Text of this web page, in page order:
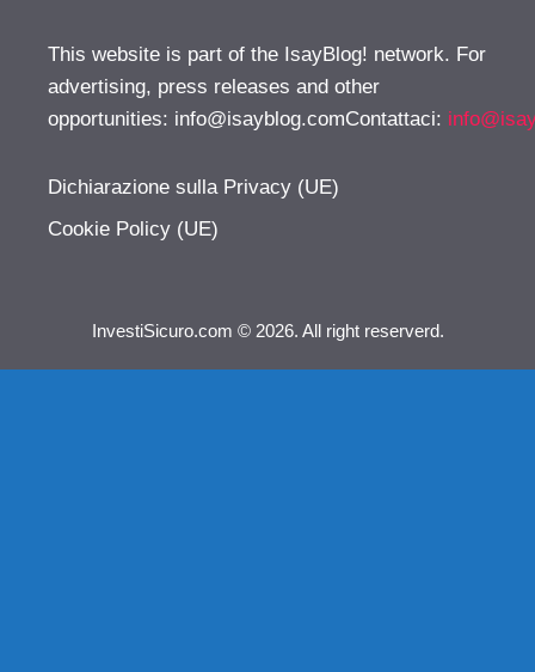
This website is part of the IsayBlog! network. For
advertising, press releases and other
opportunities: info@isayblog.comContattaci:
Dichiarazione sulla Privacy (UE)
Cookie Policy (UE)
InvestiSicuro.com © 2026. All right reserverd.